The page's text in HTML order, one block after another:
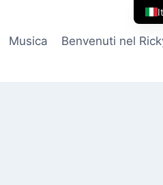
Musica Benvenuti nel